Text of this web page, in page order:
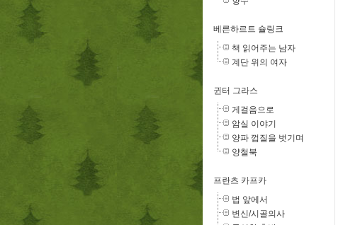
베른하르트 슐링크
책 읽어주는 남자
계단 위의 여자
귄터 그라스
게걸음으로
암실 이야기
양파 껍질을 벗기며
양철북
프란츠 카프카
법 앞에서
변신/시골의사